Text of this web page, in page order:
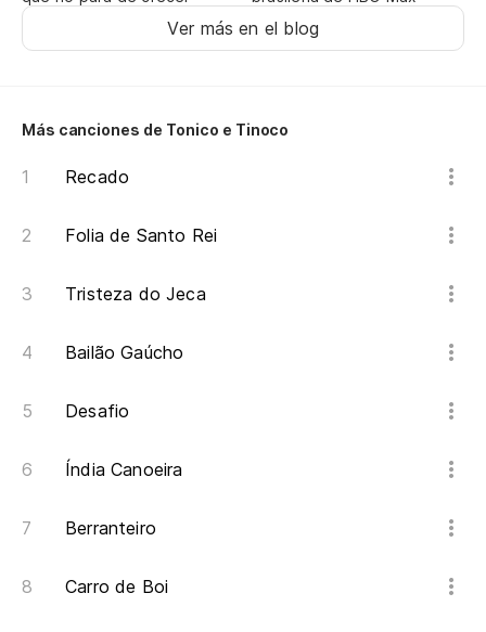
Ver más en el blog
Más canciones de Tonico e Tinoco
Recado
Folia de Santo Rei
Tristeza do Jeca
Bailão Gaúcho
Desafio
Índia Canoeira
Berranteiro
Carro de Boi